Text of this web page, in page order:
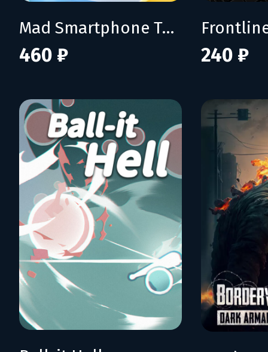
Mad Smartphone Tycoon
460 ₽ 240 ₽